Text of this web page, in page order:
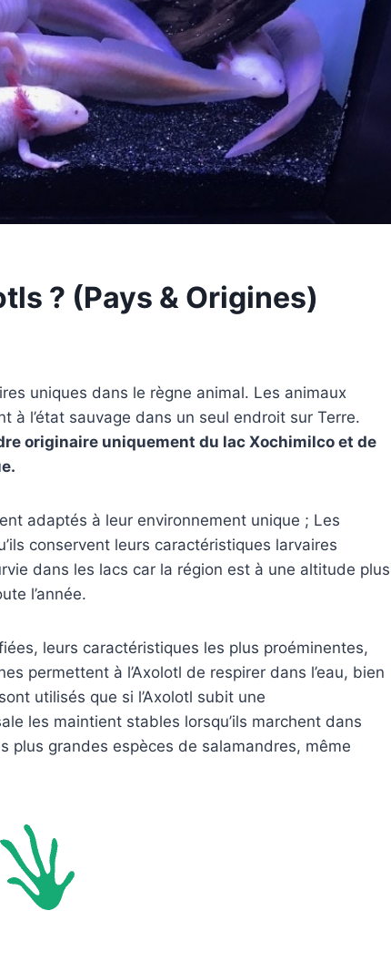
? (Pays & Origines)
uniques dans le règne animal. Les animaux
à l’état sauvage dans un seul endroit sur Terre.
originaire uniquement du lac Xochimilco et de
adaptés à leur environnement unique ; Les
conservent leurs caractéristiques larvaires
dans les lacs car la région est à une altitude plus
l’année.
leurs caractéristiques les plus proéminentes,
permettent à l’Axolotl de respirer dans l’eau, bien
utilisés que si l’Axolotl subit une
les maintient stables lorsqu’ils marchent dans
plus grandes espèces de salamandres, même